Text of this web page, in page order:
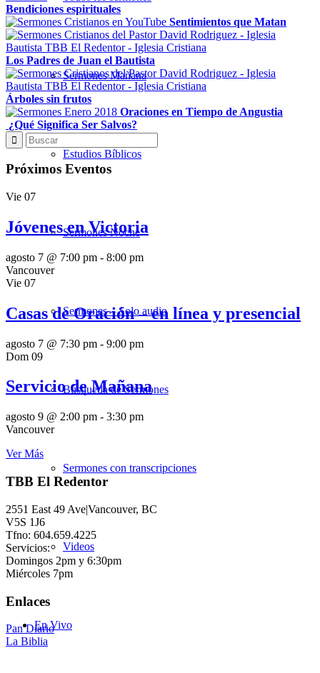
Sermones Mañana
Estudios Bíblicos
Sermones Noche
Sermones – Solo audio
Búsqueda de Sermones
Sermones con transcripciones
Videos
En Vivo
Bendiciones espirituales
Sentimientos que Matan
Los Padres de Juan el Bautista
Árboles sin frutos
Oraciones en Tiempo de Angustia
¿Qué Significa Ser Salvos?
Próximos Eventos
Vie 07
Jóvenes en Victoria
agosto 7 @ 7:00 pm - 8:00 pm
Vancouver
Vie 07
Casas de Oración – en línea y presencial
agosto 7 @ 7:30 pm - 9:00 pm
Dom 09
Servicio de Mañana
agosto 9 @ 2:00 pm - 3:30 pm
Vancouver
Ver Más
TBB El Redentor
2551 East 49 Ave|Vancouver, BC
V5S 1J6
Tfno: 604.659.4225
Servicios:
Domingos 2pm y 6:30pm
Miércoles 7pm
Enlaces
Pan Diario
La Biblia